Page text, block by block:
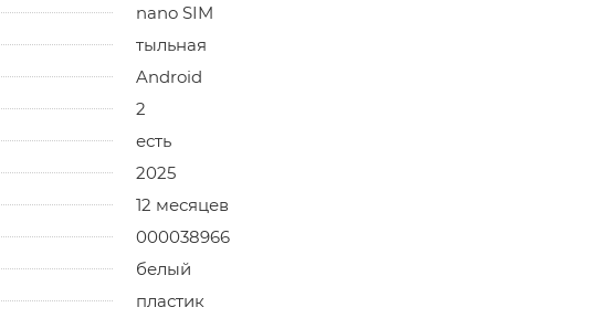
nano SIM
тыльная
Android
2
есть
2025
12 месяцев
000038966
белый
пластик